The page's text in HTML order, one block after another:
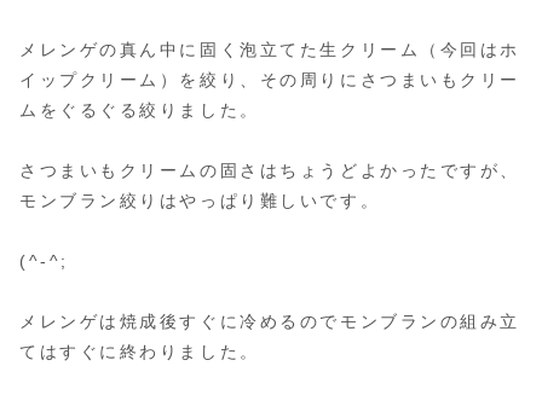
メレンゲの真ん中に固く泡立てた生クリーム（今回はホ
イップクリーム）を絞り、その周りにさつまいもクリー
ムをぐるぐる絞りました。
さつまいもクリームの固さはちょうどよかったですが、
モンブラン絞りはやっぱり難しいです。
(^-^;
メレンゲは焼成後すぐに冷めるのでモンブランの組み立
てはすぐに終わりました。